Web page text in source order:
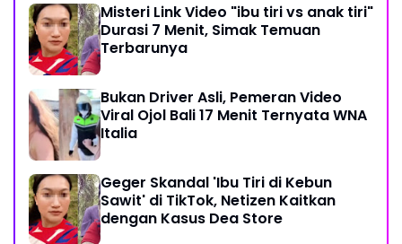
Misteri Link Video "ibu tiri vs anak tiri"
Durasi 7 Menit, Simak Temuan
Terbarunya
Bukan Driver Asli, Pemeran Video
Viral Ojol Bali 17 Menit Ternyata WNA
Italia
Geger Skandal 'Ibu Tiri di Kebun
Sawit' di TikTok, Netizen Kaitkan
dengan Kasus Dea Store